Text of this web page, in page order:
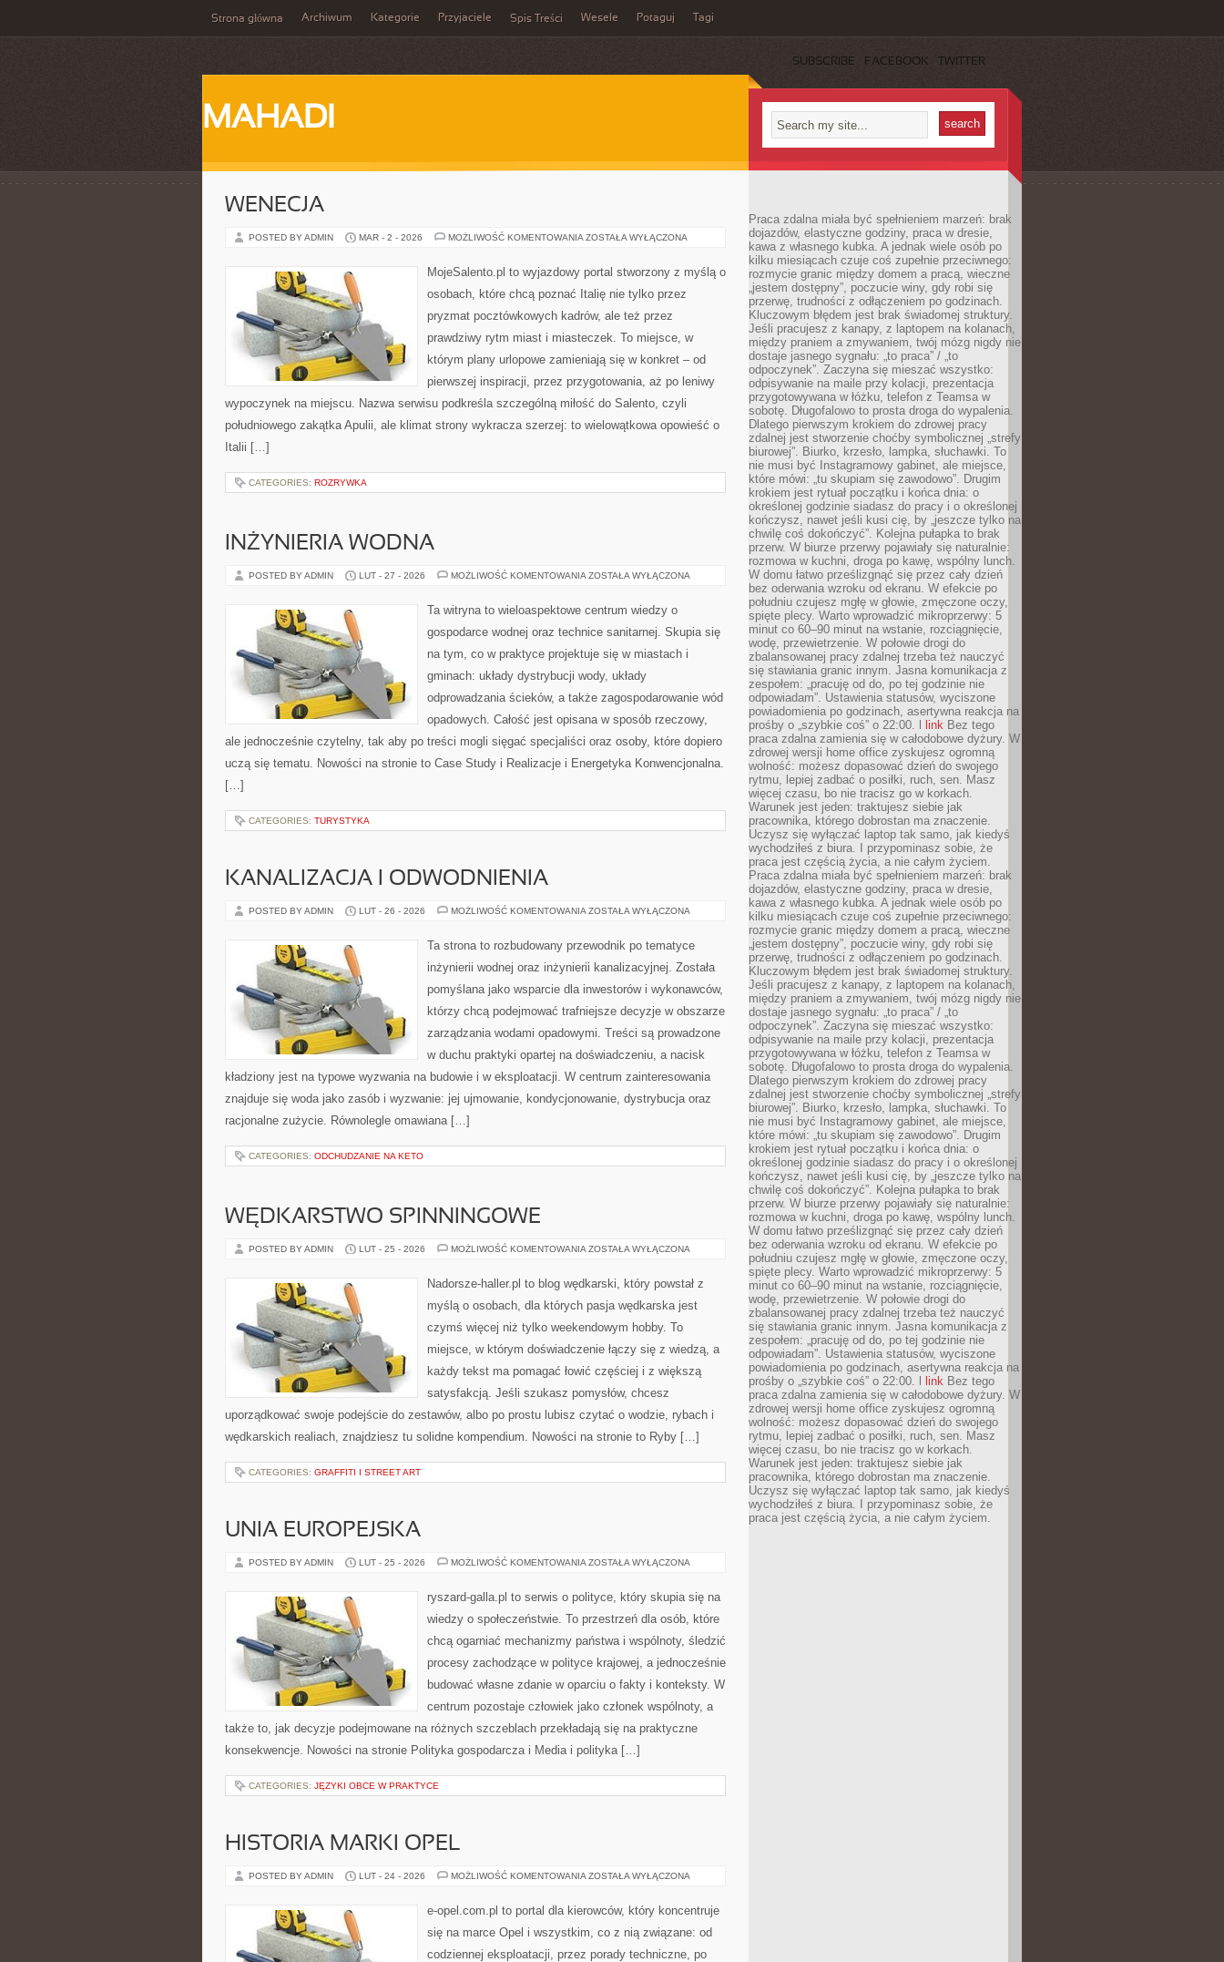
Strona główna Archiwum Kategorie Przyjaciele Spis Treści Wesele Potaguj Tagi
SUBSCRIBE FACEBOOK TWITTER
MAHADI
WENECJA
POSTED BY ADMIN MAR - 2 - 2026 MOŻLIWOŚĆ KOMENTOWANIA WENECJA
ZOSTAŁA WYŁĄCZONA
MojeSalento.pl to wyjazdowy portal stworzony z myślą o
osobach, które chcą poznać Italię nie tylko przez
pryzmat pocztówkowych kadrów, ale też przez
prawdziwy rytm miast i miasteczek. To miejsce, w
którym plany urlopowe zamieniają się w konkret – od
pierwszej inspiracji, przez przygotowania, aż po leniwy
wypoczynek na miejscu. Nazwa serwisu podkreśla szczególną miłość do Salento, czyli
południowego zakątka Apulii, ale klimat strony wykracza szerzej: to wielowątkowa opowieść o
Italii […]
CATEGORIES: ROZRYWKA
INŻYNIERIA WODNA
POSTED BY ADMIN LUT - 27 - 2026 MOŻLIWOŚĆ KOMENTOWANIA INŻYNIERIA
ZOSTAŁA WYŁĄCZONA
Ta witryna to wieloaspektowe centrum wiedzy o
gospodarce wodnej oraz technice sanitarnej. Skupia się
na tym, co w praktyce projektuje się w miastach i
gminach: układy dystrybucji wody, układy
odprowadzania ścieków, a także zagospodarowanie wód
opadowych. Całość jest opisana w sposób rzeczowy,
ale jednocześnie czytelny, tak aby po treści mogli sięgać specjaliści oraz osoby, które dopiero
uczą się tematu. Nowości na stronie to Case Study i Realizacje i Energetyka Konwencjonalna.
[…]
CATEGORIES: TURYSTYKA
KANALIZACJA I ODWODNIENIA
POSTED BY ADMIN LUT - 26 - 2026 MOŻLIWOŚĆ KOMENTOWANIA KANALIZACJA
ZOSTAŁA WYŁĄCZONA
Ta strona to rozbudowany przewodnik po tematyce
inżynierii wodnej oraz inżynierii kanalizacyjnej. Została
pomyślana jako wsparcie dla inwestorów i wykonawców,
którzy chcą podejmować trafniejsze decyzje w obszarze
zarządzania wodami opadowymi. Treści są prowadzone
w duchu praktyki opartej na doświadczeniu, a nacisk
kładziony jest na typowe wyzwania na budowie i w eksploatacji. W centrum zainteresowania
znajduje się woda jako zasób i wyzwanie: jej ujmowanie, kondycjonowanie, dystrybucja oraz
racjonalne zużycie. Równolegle omawiana […]
CATEGORIES: ODCHUDZANIE NA KETO
WĘDKARSTWO SPINNINGOWE
POSTED BY ADMIN LUT - 25 - 2026 MOŻLIWOŚĆ KOMENTOWANIA WĘDKARSTWO
ZOSTAŁA WYŁĄCZONA
Nadorsze-haller.pl to blog wędkarski, który powstał z
myślą o osobach, dla których pasja wędkarska jest
czymś więcej niż tylko weekendowym hobby. To
miejsce, w którym doświadczenie łączy się z wiedzą, a
każdy tekst ma pomagać łowić częściej i z większą
satysfakcją. Jeśli szukasz pomysłów, chcesz
uporządkować swoje podejście do zestawów, albo po prostu lubisz czytać o wodzie, rybach i
wędkarskich realiach, znajdziesz tu solidne kompendium. Nowości na stronie to Ryby […]
CATEGORIES: GRAFFITI I STREET ART
UNIA EUROPEJSKA
POSTED BY ADMIN LUT - 25 - 2026 MOŻLIWOŚĆ KOMENTOWANIA UNIA
ZOSTAŁA WYŁĄCZONA
ryszard-galla.pl to serwis o polityce, który skupia się na
wiedzy o społeczeństwie. To przestrzeń dla osób, które
chcą ogarniać mechanizmy państwa i wspólnoty, śledzić
procesy zachodzące w polityce krajowej, a jednocześnie
budować własne zdanie w oparciu o fakty i konteksty. W
centrum pozostaje człowiek jako członek wspólnoty, a
także to, jak decyzje podejmowane na różnych szczeblach przekładają się na praktyczne
konsekwencje. Nowości na stronie Polityka gospodarcza i Media i polityka […]
CATEGORIES: JĘZYKI OBCE W PRAKTYCE
HISTORIA MARKI OPEL
POSTED BY ADMIN LUT - 24 - 2026 MOŻLIWOŚĆ KOMENTOWANIA HISTORIA
ZOSTAŁA WYŁĄCZONA
e-opel.com.pl to portal dla kierowców, który koncentruje
się na marce Opel i wszystkim, co z nią związane: od
codziennej eksploatacji, przez porady techniczne, po
Praca zdalna miała być spełnieniem marzeń: brak
dojazdów, elastyczne godziny, praca w dresie,
kawa z własnego kubka. A jednak wiele osób po
kilku miesiącach czuje coś zupełnie przeciwnego:
rozmycie granic między domem a pracą, wieczne
„jestem dostępny”, poczucie winy, gdy robi się
przerwę, trudności z odłączeniem po godzinach.
Kluczowym błędem jest brak świadomej struktury.
Jeśli pracujesz z kanapy, z laptopem na kolanach,
między praniem a zmywaniem, twój mózg nigdy nie
dostaje jasnego sygnału: „to praca” / „to
odpoczynek”. Zaczyna się mieszać wszystko:
odpisywanie na maile przy kolacji, prezentacja
przygotowywana w łóżku, telefon z Teamsa w
sobotę. Długofalowo to prosta droga do wypalenia.
Dlatego pierwszym krokiem do zdrowej pracy
zdalnej jest stworzenie choćby symbolicznej „strefy
biurowej”. Biurko, krzesło, lampka, słuchawki. To
nie musi być Instagramowy gabinet, ale miejsce,
które mówi: „tu skupiam się zawodowo”. Drugim
krokiem jest rytuał początku i końca dnia: o
określonej godzinie siadasz do pracy i o określonej
kończysz, nawet jeśli kusi cię, by „jeszcze tylko na
chwilę coś dokończyć”. Kolejna pułapka to brak
przerw. W biurze przerwy pojawiały się naturalnie:
rozmowa w kuchni, droga po kawę, wspólny lunch.
W domu łatwo prześlizgnąć się przez cały dzień
bez oderwania wzroku od ekranu. W efekcie po
południu czujesz mgłę w głowie, zmęczone oczy,
spięte plecy. Warto wprowadzić mikroprzerwy: 5
minut co 60–90 minut na wstanie, rozciągnięcie,
wodę, przewietrzenie. W połowie drogi do
zbalansowanej pracy zdalnej trzeba też nauczyć
się stawiania granic innym. Jasna komunikacja z
zespołem: „pracuję od do, po tej godzinie nie
odpowiadam”. Ustawienia statusów, wyciszone
powiadomienia po godzinach, asertywna reakcja na
prośby o „szybkie coś” o 22:00. l
link Bez tego
praca zdalna zamienia się w całodobowe dyżury. W
zdrowej wersji home office zyskujesz ogromną
wolność: możesz dopasować dzień do swojego
rytmu, lepiej zadbać o posiłki, ruch, sen. Masz
więcej czasu, bo nie tracisz go w korkach.
Warunek jest jeden: traktujesz siebie jak
pracownika, którego dobrostan ma znaczenie.
Uczysz się wyłączać laptop tak samo, jak kiedyś
wychodziłeś z biura. I przypominasz sobie, że
praca jest częścią życia, a nie całym życiem.
Praca zdalna miała być spełnieniem marzeń: brak
dojazdów, elastyczne godziny, praca w dresie,
kawa z własnego kubka. A jednak wiele osób po
kilku miesiącach czuje coś zupełnie przeciwnego:
rozmycie granic między domem a pracą, wieczne
„jestem dostępny”, poczucie winy, gdy robi się
przerwę, trudności z odłączeniem po godzinach.
Kluczowym błędem jest brak świadomej struktury.
Jeśli pracujesz z kanapy, z laptopem na kolanach,
między praniem a zmywaniem, twój mózg nigdy nie
dostaje jasnego sygnału: „to praca” / „to
odpoczynek”. Zaczyna się mieszać wszystko:
odpisywanie na maile przy kolacji, prezentacja
przygotowywana w łóżku, telefon z Teamsa w
sobotę. Długofalowo to prosta droga do wypalenia.
Dlatego pierwszym krokiem do zdrowej pracy
zdalnej jest stworzenie choćby symbolicznej „strefy
biurowej”. Biurko, krzesło, lampka, słuchawki. To
nie musi być Instagramowy gabinet, ale miejsce,
które mówi: „tu skupiam się zawodowo”. Drugim
krokiem jest rytuał początku i końca dnia: o
określonej godzinie siadasz do pracy i o określonej
kończysz, nawet jeśli kusi cię, by „jeszcze tylko na
chwilę coś dokończyć”. Kolejna pułapka to brak
przerw. W biurze przerwy pojawiały się naturalnie:
rozmowa w kuchni, droga po kawę, wspólny lunch.
W domu łatwo prześlizgnąć się przez cały dzień
bez oderwania wzroku od ekranu. W efekcie po
południu czujesz mgłę w głowie, zmęczone oczy,
spięte plecy. Warto wprowadzić mikroprzerwy: 5
minut co 60–90 minut na wstanie, rozciągnięcie,
wodę, przewietrzenie. W połowie drogi do
zbalansowanej pracy zdalnej trzeba też nauczyć
się stawiania granic innym. Jasna komunikacja z
zespołem: „pracuję od do, po tej godzinie nie
odpowiadam”. Ustawienia statusów, wyciszone
powiadomienia po godzinach, asertywna reakcja na
prośby o „szybkie coś” o 22:00. l
link Bez tego
praca zdalna zamienia się w całodobowe dyżury. W
zdrowej wersji home office zyskujesz ogromną
wolność: możesz dopasować dzień do swojego
rytmu, lepiej zadbać o posiłki, ruch, sen. Masz
więcej czasu, bo nie tracisz go w korkach.
Warunek jest jeden: traktujesz siebie jak
pracownika, którego dobrostan ma znaczenie.
Uczysz się wyłączać laptop tak samo, jak kiedyś
wychodziłeś z biura. I przypominasz sobie, że
praca jest częścią życia, a nie całym życiem.